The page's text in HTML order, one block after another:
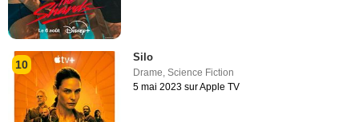
10
Silo
Drame ,Science Fiction
5 mai 2023 sur Apple TV